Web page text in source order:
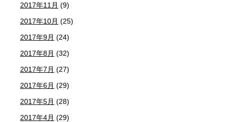
2017年11月 (9)
2017年10月 (25)
2017年9月 (24)
2017年8月 (32)
2017年7月 (27)
2017年6月 (29)
2017年5月 (28)
2017年4月 (29)